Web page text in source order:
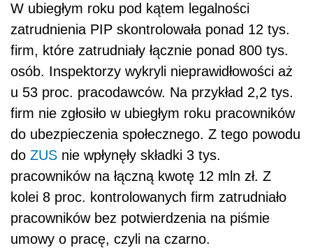
W ubiegłym roku pod kątem legalności
zatrudnienia PIP skontrolowała ponad 12 tys.
firm, które zatrudniały łącznie ponad 800 tys.
osób. Inspektorzy wykryli nieprawidłowości aż
u 53 proc. pracodawców. Na przykład 2,2 tys.
firm nie zgłosiło w ubiegłym roku pracowników
do ubezpieczenia społecznego. Z tego powodu
do ZUS nie wpłynęły składki 3 tys.
pracowników na łączną kwotę 12 mln zł. Z
kolei 8 proc. kontrolowanych firm zatrudniało
pracowników bez potwierdzenia na piśmie
umowy o pracę, czyli na czarno.